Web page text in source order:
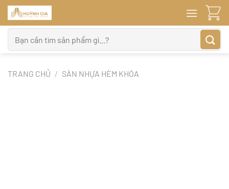
Bỏ
qua
nội
dung
kiếm:
TRANG CHỦ / SÀN NHỰA HÈM KHÓA